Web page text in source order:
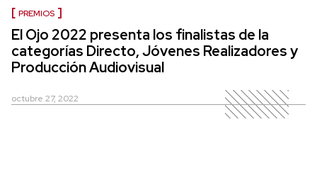
PREMIOS
El Ojo 2022 presenta los finalistas de la
categorías Directo, Jóvenes Realizadores y
Producción Audiovisual
octubre 27, 2022